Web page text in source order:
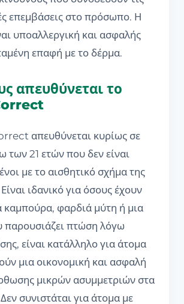
επεμβάσεις στο πρόσωπο. Η
υποαλλεργική και ασφαλής
επαφή με το δέρμα.
απευθύνεται το
απευθύνεται κυρίως σε
των 21 ετών που δεν είναι
με το αισθητικό σχήμα της
ιδανικό για όσους έχουν
καμπούρα, φαρδιά μύτη ή μια
παρουσιάζει πτώση λόγω
είναι κατάλληλο για άτομα
μια οικονομική και ασφαλή
μικρών ασυμμετριών στα
συνιστάται για άτομα με